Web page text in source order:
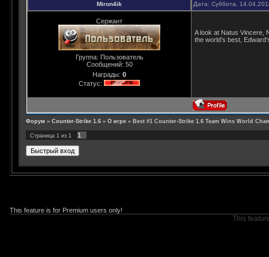
Miron4ik Дата: Суббота,
Сержант
Группа: Пользователь
Сообщений: 50
Награды: 0
Статус:
A look at Natus Vincere,
the world's best,
Форум » Counter-Strike 1.6 » О игре » Best #1 Counter-Strike 1.6 Team Wins World
Страница 1 из 1 1
This feature is for Premium users only!
This